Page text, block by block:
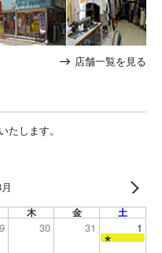
店舗一覧を見る
します。
木 金 土
30 31 1
★